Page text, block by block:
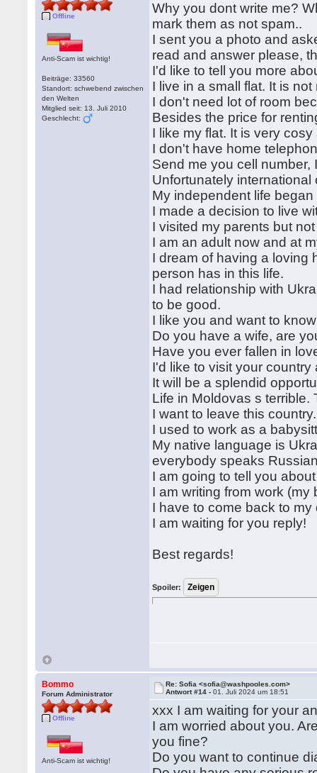
Offline
Anti-Scam ist wichtig!
Beiträge: 33560
Standort: schwebend zwischen
den Welten
Mitglied seit: 13. Juli 2010
Geschlecht:
Why you dont write me?
mark them as not spam..
I sent you a photo and
read and answer please,
I'd like to tell you more
I live in a small flat. It is
I don't need lot of room
Besides the price for
I like my flat. It is very
I don't have home
Send me you cell number,
Unfortunately
My independent life
I made a decision to live
I visited my parents but
I am an adult now and at
I dream of having a loving
person has in this life.
I had relationship with
to be good.
I like you and want to
Do you have a wife, are
Have you ever fallen in
I'd like to visit your
It will be a splendid
Life in Moldovas s
I want to leave this
I used to work as a
My native language is
everybody speaks
I am going to tell you
I am writing from work
I have to come back to my
I am waiting for you reply!
Best regards!
Spoiler:
Bommo
Forum Administrator
Offline
Anti-Scam ist wichtig!
Re: Sofia <sofia@washpooles.com>
Antwort #14 -01. Juli 2024 um 18:51
xxx I am waiting for your
I am worried about you.
you fine?
Do you want to continue